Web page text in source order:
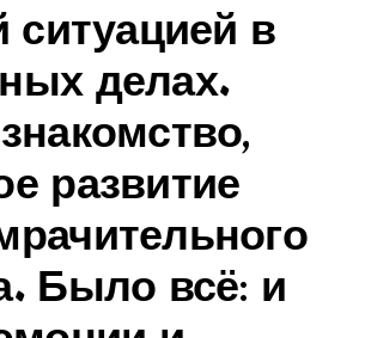
ситуацией в
делах.
развитие
Было всё: и